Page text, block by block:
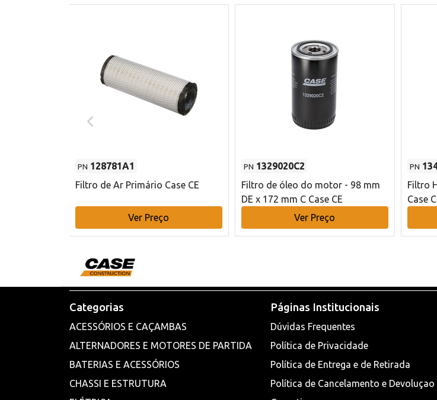
PN 128781A1
Filtro de Ar Primário Case CE
Ver Preço
PN 1329020C2
Filtro de óleo do motor - 98 mm
DE x 172 mm C Case CE
Ver Preço
PN
Filtro
Case
Categorias
ACESSÓRIOS E CAÇAMBAS
ALTERNADORES E MOTORES DE PARTIDA
BATERIAS E ACESSÓRIOS
CHASSI E ESTRUTURA
Páginas Institucionais
Dúvidas Frequentes
Política de Privacidade
Política de Entrega e de Retirada
Política de Cancelamento e Devoluçao